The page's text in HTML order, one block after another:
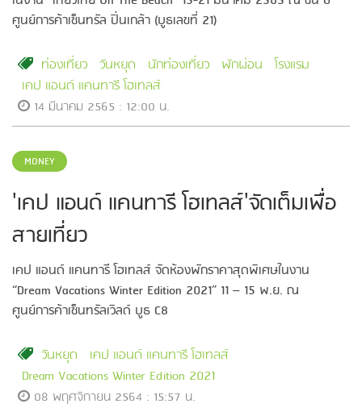
ศูนย์การค้าเซ็นทรัล ปิ่นเกล้า (บูธเลขที่ 21)
ท่องเที่ยว วันหยุด นักท่องเที่ยว พักผ่อน
โรงแรม
เคป แอนด์ แคนทารี โฮเทลส์
14 มีนาคม 2565 : 12:00 น.
MONEY
'เคป แอนด์ แคนทารี โฮเทลส์'จัดเต็มเพื่อ
สายเที่ยว
เคป แอนด์ แคนทารี โฮเทลส์ จัดห้องพักราคาสุดพิเศษในงาน
“Dream Vacations Winter Edition 2021” 11 – 15 พ.ย. ณ
ศูนย์การค้าเซ็นทรัลเวิลด์ บูธ C8
วันหยุด
เคป แอนด์ แคนทารี โฮเทลส์
Dream Vacations Winter Edition 2021
08 พฤศจิกายน 2564 : 15:57 น.